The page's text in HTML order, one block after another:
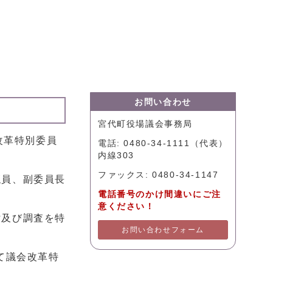
特別委員
、副委員長
び調査を特
議会改革特
お問い合わせ
宮代町役場議会事務局
電話: 0480-34-1111（代表）
内線303
ファックス: 0480-34-1147
電話番号のかけ間違いにご注
意ください！
お問い合わせフォーム